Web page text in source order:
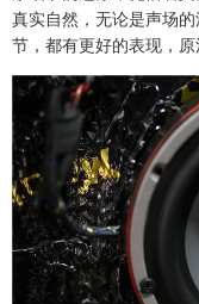
真实自然，无论是声场
节，都有更好的表现，原